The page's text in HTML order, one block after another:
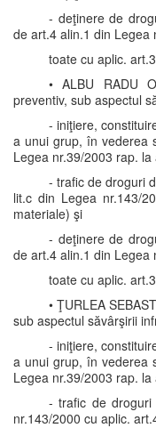
- deţinere de
de art.4 alin.1 din Legea
toate cu aplic.
• ALBU RADU
preventiv, sub aspectul
- iniţiere,
a unui grup, în vederea
Legea nr.39/2003 rap. la
- trafic de droguri
lit.c din Legea nr.143/
materiale) şi
- deţinere de
de art.4 alin.1 din Legea
toate cu aplic.
• ŢURLEA
sub aspectul săvârşirii
- iniţiere,
a unui grup, în vederea
Legea nr.39/2003 rap. la
- trafic de
nr.143/2000 cu aplic.